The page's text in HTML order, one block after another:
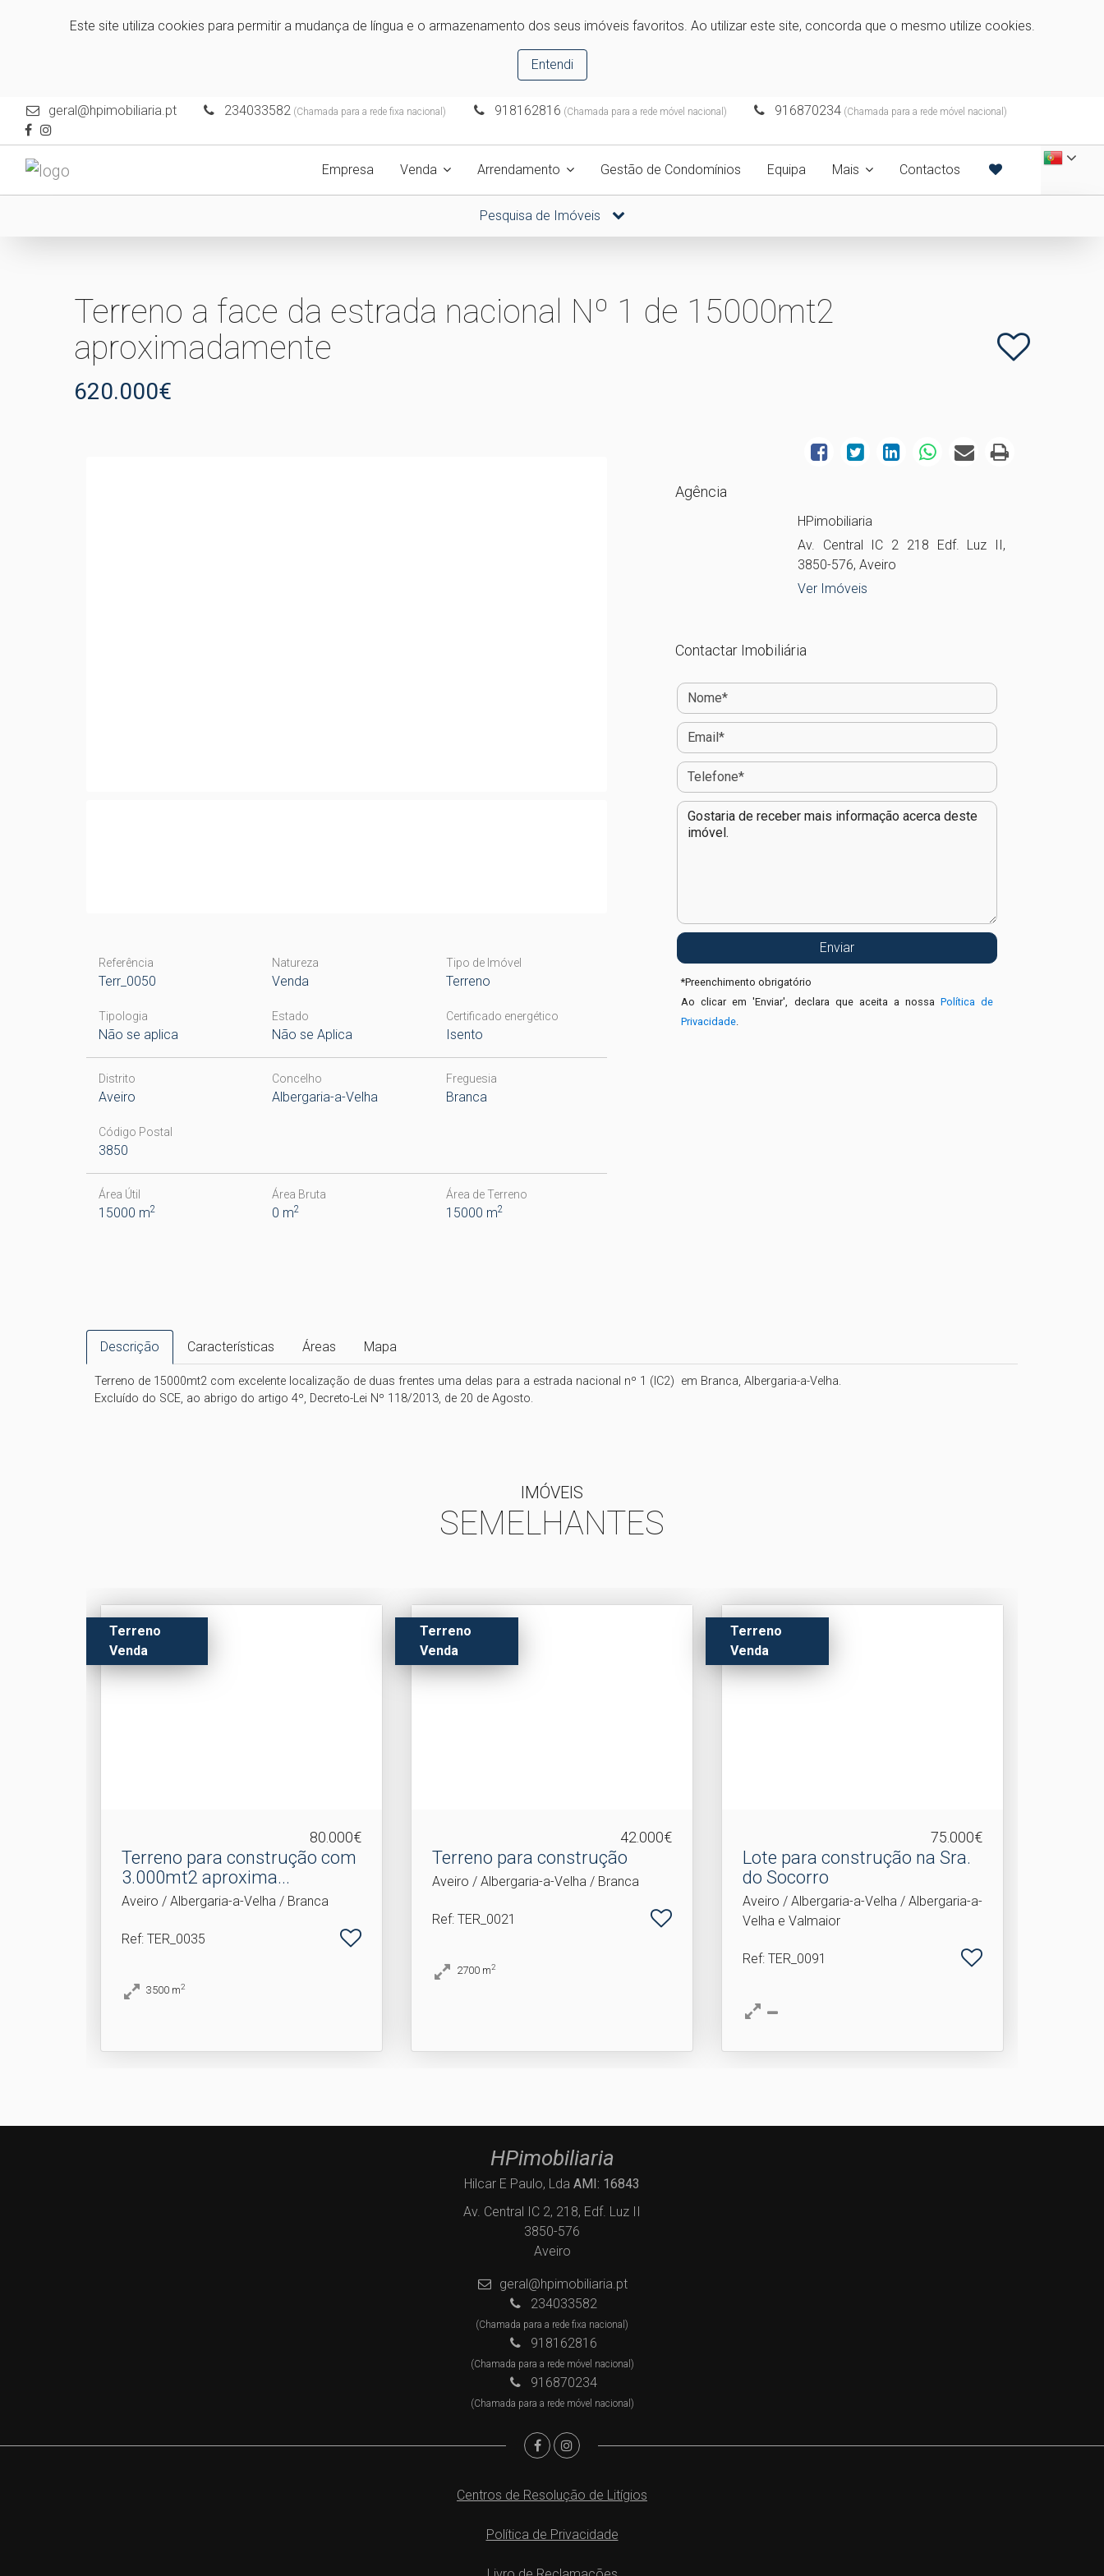
Este site utiliza cookies para permitir a mudança de língua e o armazenamento dos seus imóveis favoritos. Ao utilizar este site, concorda que o mesmo utilize cookies.
Entendi
geral@hpimobiliaria.pt 234033582 (Chamada para a rede fixa nacional) 918162816 (Chamada para a rede móvel nacional) 916870234 (Chamada para a rede móvel nacional)
Empresa Venda Arrendamento Gestão de Condomínios Equipa Mais Contactos
Pesquisa de Imóveis
Terreno a face da estrada nacional Nº 1 de 15000mt2
aproximadamente
620.000€
Referência
Terr_0050
Natureza
Venda
Tipo de Imóvel
Terreno
Tipologia
Não se aplica
Estado
Não se Aplica
Certificado energético
Isento
Distrito
Aveiro
Concelho
Albergaria-a-Velha
Freguesia
Branca
Código Postal
3850
Área Útil
15000 m2
Área Bruta
0 m2
Área de Terreno
15000 m2
Agência
HPimobiliaria
Av. Central IC 2 218 Edf. Luz II,
3850-576, Aveiro
Ver Imóveis
Contactar Imobiliária
*Preenchimento obrigatório
Ao clicar em 'Enviar', declara que aceita a nossaPolítica de
Privacidade.
Descrição Características Áreas Mapa
Terreno de 15000mt2 com excelente localização de duas frentes uma delas para a estrada nacional nº 1 (IC2)  em Branca, Albergaria-a-Velha.
Excluído do SCE, ao abrigo do artigo 4º, Decreto-Lei Nº 118/2013, de 20 de Agosto.
IMÓVEIS
SEMELHANTES
Terreno
Venda
80.000€
Terreno para construção com
3.​000mt2 aproxima...
Aveiro / Albergaria-a-Velha / Branca
Ref: TER_0035
3500 m2
Terreno
Venda
42.000€
Terreno para construção
Aveiro / Albergaria-a-Velha / Branca
Ref: TER_0021
2700 m2
Terreno
Venda
75.000€
Lote para construção na Sra.​
do Socorro
Aveiro / Albergaria-a-Velha / Albergaria-a-
Velha e Valmaior
Ref: TER_0091
HPimobiliaria
Hilcar E Paulo, Lda AMI: 16843
Av. Central IC 2, 218, Edf. Luz II
3850-576
Aveiro
geral@hpimobiliaria.pt
234033582
(Chamada para a rede fixa nacional)
918162816
(Chamada para a rede móvel nacional)
916870234
(Chamada para a rede móvel nacional)
Centros de Resolução de Litígios
Política de Privacidade